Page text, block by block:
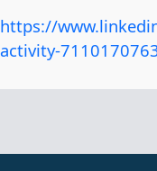
https://
activity-